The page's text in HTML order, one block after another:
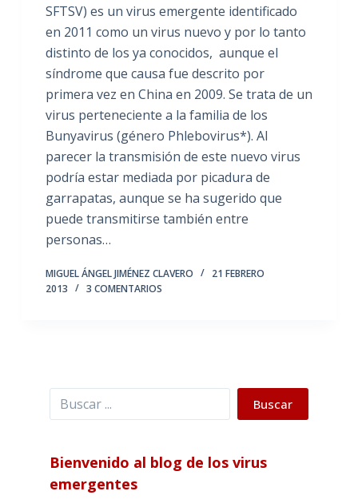
SFTSV) es un virus emergente identificado
en 2011 como un virus nuevo y por lo tanto
distinto de los ya conocidos, aunque el
síndrome que causa fue descrito por
primera vez en China en 2009. Se trata de un
virus perteneciente a la familia de los
Bunyavirus (género Phlebovirus*). Al
parecer la transmisión de este nuevo virus
podría estar mediada por picadura de
garrapatas, aunque se ha sugerido que
puede transmitirse también entre
personas…
MIGUEL ÁNGEL JIMÉNEZ CLAVERO
21 FEBRERO
2013
3 COMENTARIOS
Buscar Buscar
Bienvenido al blog de los virus
emergentes